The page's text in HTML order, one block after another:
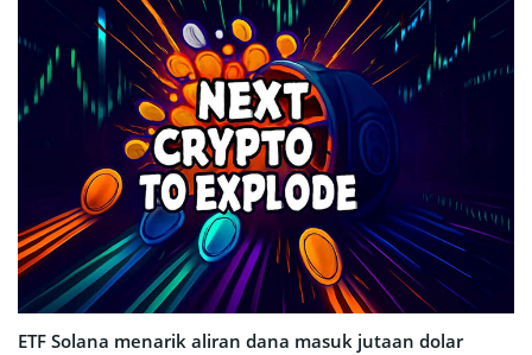
ETF Solana menarik aliran dana masuk jutaan dolar